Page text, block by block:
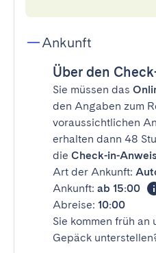
Ankunft
Über den
Sie müssen das
den Angaben zum
voraussichtlichen
erhalten dann 48
die Check-in-
Art der Ankunft:
Ankunft: ab 15:00
Abreise: 10:00
Sie kommen früh an
Gepäck